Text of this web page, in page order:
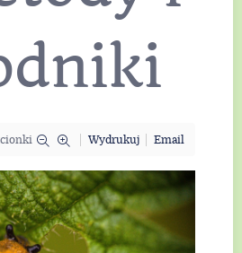
Wydrukuj Email